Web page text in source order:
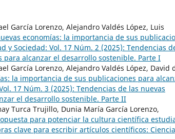
García Lorenzo, Alejandro Valdés López, Luis
economías: la importancia de sus
y Sociedad: Vol. 17 Núm. 2 (2025): Tendencias
alcanzar el desarrollo sostenible. Parte I
García Lorenzo, Alejandro Valdés López, David
la importancia de sus publicaciones para
17 Núm. 3 (2025): Tendencias de las nuevas
el desarrollo sostenible. Parte II
Turca Trujillo, Dunia María García Lorenzo,
para potenciar la cultura científica
clave para escribir artículos científicos: